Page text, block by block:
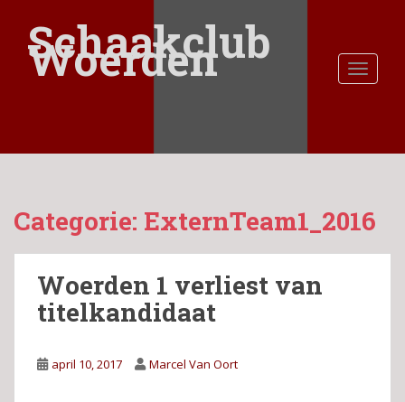
a
Schaakclub
Woerden
Categorie: ExternTeam1_2016
Woerden 1 verliest van
titelkandidaat
april 10, 2017 Marcel Van Oort